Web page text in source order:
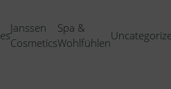
Janssen
Cosmetics
Spa &
Wohlfühlen